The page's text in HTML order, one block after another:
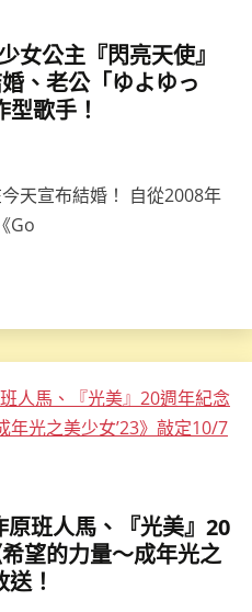
女公主『閃亮天使』
、老公「ゆよゆっ
歌手！
天宣布結婚！ 自從2008年
Go
班人馬、『光美』20
望的力量～成年光之
！